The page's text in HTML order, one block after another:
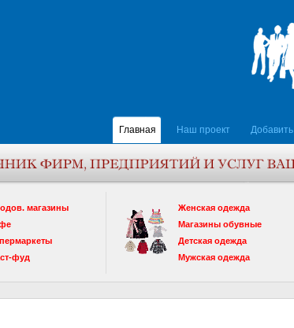
Главная Наш проект Добавить
магазины
фуд
Женская одежда
Магазины обувные
Детская одежда
Мужская одежда